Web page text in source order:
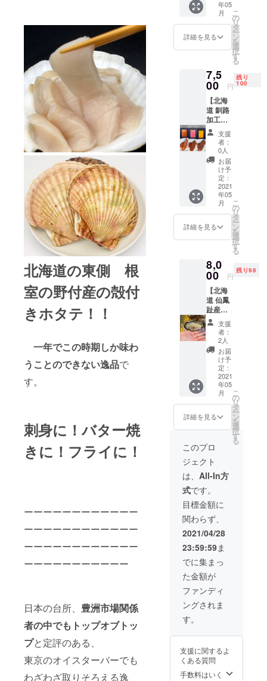
北海道の東側 根
室の野付産の殻付
きホタテ！！
一年でこの時期しか味わ
うことのできない逸品で
す。
刺身に！バター焼
きに！フライに！
ーーーーーーーーーーーー
ーーーーーーーーーーーー
ーーーーーーーーーーーー
ーーーーーーーーーーー
日本の台所、 豊洲市場関係
者の中でもトップオブトッ
プと定評のある、
東京のオイスターバーでも
わざわざ取りそろえる逸
み・消
費税込 *
クール
冷凍宅
なりま
す。 到
着
後、-3
℃以下
で保存
し、な
るべく
早くお
食べ下
さい。
写真は
イメー
ジで
す。 だ
したら
こは無
入 Ｌ
Ｌサイ
ズ
1個200
ｇ～250
ｇ位
＊送
料込
み・消
費税込 *
クール
宅急便
にての
お届け
となり
ます。
到着
後、
10℃以
下で保
存し、
生もの
くお食
べ下さ
い。
年05
月
詳細を見る
こ
の
リ
タ
ー
ン
を
選
択
す
る
7,5
00 円
残り
100
【北海
道 釧路
加工】
謹製 辛
子明太
子・た
らこ・
だした
らこ
セッ
ト
＊送料
込み・
消費税
込 *クー
宅急便
にての
お届け
となり
ます。
到着
後、-3
℃以下
で保存
し、な
るべく
早くお
食べ下
さい。
写真は
イメー
ジで
こは無
着色に
なりま
す。
支援
者：
0人
お届
け予
定：
2021
年05
月
詳細を見る
こ
の
リ
タ
ー
ン
を
選
択
す
る
8,0
00 円
残り98
【北海
道 仙鳳
趾産】
（せん
ぽう
し） 特
大 ” 活 ”
殻付き
生ガキ
20個
入 Ｌ
Ｌサイ
ズ
1個200
ｇ～250
ｇ位
＊送
料込
み・消
費税込 *
クール
宅急便
にての
お届け
となり
ます。
到着
後、
10℃以
下で保
存し、
生もの
べく早
べ下さ
い。
支援
者：
2人
お届
け予
定：
2021
年05
月
詳細を見る
こ
の
リ
タ
ー
ン
を
選
択
す
る
このプロ
ジェクト
は、 All-In方
式です。
目標金額に
関わらず、
2021/04/28
23:59:59ま
でに集まっ
た金額が
ファンディ
ングされま
す。
支援に関するよ
くある質問
手数料はいく